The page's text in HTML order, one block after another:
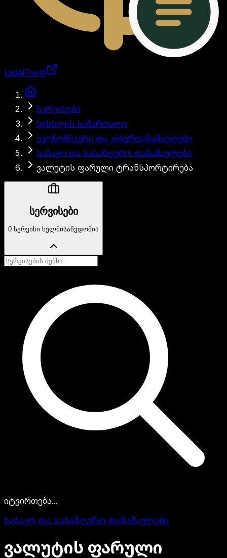
LegalTools
სერვისები
სისხლის სამართალი
ეკონომიკური და კიბერდანაშაულები
საბაჟო და სასაზღვრო დანაშაულები
ვალუტის ფარული ტრანსპორტირება
სერვისები
0 სერვისი ხელმისაწვდომია
იტვირთება...
საბაჟო და სასაზღვრო დანაშაულები
ვალუტის ფარული